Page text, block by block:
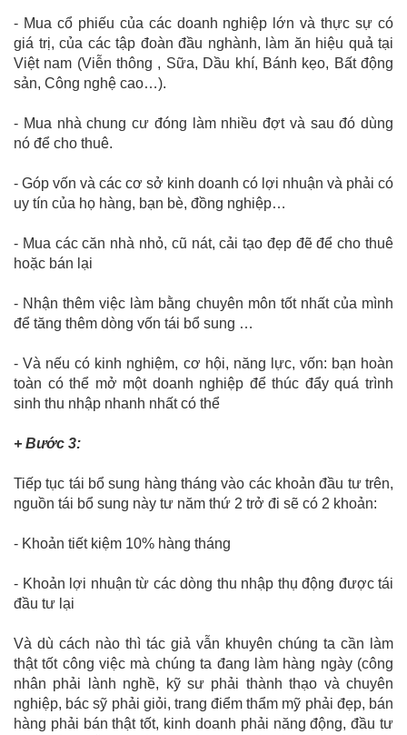
- Mua cổ phiếu của các doanh nghiệp lớn và thực sự có
giá trị, của các tập đoàn đầu nghành, làm ăn hiệu quả tại
Việt nam (Viễn thông , Sữa, Dầu khí, Bánh kẹo, Bất động
sản, Công nghệ cao…).
- Mua nhà chung cư đóng làm nhiều đợt và sau đó dùng
nó để cho thuê.
- Góp vốn và các cơ sở kinh doanh có lợi nhuận và phải có
uy tín của họ hàng, bạn bè, đồng nghiệp…
- Mua các căn nhà nhỏ, cũ nát, cải tạo đẹp đẽ để cho thuê
hoặc bán lại
- Nhận thêm việc làm bằng chuyên môn tốt nhất của mình
để tăng thêm dòng vốn tái bổ sung …
- Và nếu có kinh nghiệm, cơ hội, năng lực, vốn: bạn hoàn
toàn có thể mở một doanh nghiệp để thúc đẩy quá trình
sinh thu nhập nhanh nhất có thể
+ Bước 3:
Tiếp tục tái bổ sung hàng tháng vào các khoản đầu tư trên,
nguồn tái bổ sung này tư năm thứ 2 trở đi sẽ có 2 khoản:
- Khoản tiết kiệm 10% hàng tháng
- Khoản lợi nhuận từ các dòng thu nhập thụ động được tái
đầu tư lại
Và dù cách nào thì tác giả vẫn khuyên chúng ta cần làm
thật tốt công việc mà chúng ta đang làm hàng ngày (công
nhân phải lành nghề, kỹ sư phải thành thạo và chuyên
nghiệp, bác sỹ phải giỏi, trang điểm thẩm mỹ phải đẹp, bán
hàng phải bán thật tốt, kinh doanh phải năng động, đầu tư